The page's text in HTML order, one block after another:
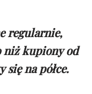
regularnie,
niż kupiony od
na półce.